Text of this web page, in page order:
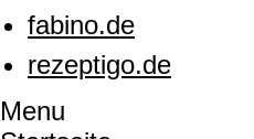
fabino.de
rezeptigo.de
Menu